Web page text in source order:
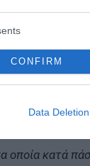
CONFIRM
Data Deletion
εξής:
κατά